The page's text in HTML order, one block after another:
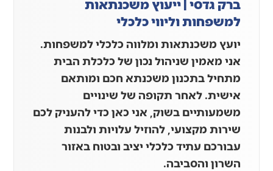
ברק גדסי | ייעוץ משכנתאות
למשפחות וליווי כלכלי
יועץ משכנתאות ומלווה כלכלי למשפחות.
אני מאמין שניהול נכון של כלכלת הבית
מתחיל בתכנון משכנתא חכם ומותאם
אישית. לאחר תקופה של שינויים
משמעותיים בשוק, אני כאן כדי להעניק לכם
שירות מקצועי, להוזיל עלויות ולבנות
עבורכם עתיד כלכלי יציב ובטוח באזור
השרון והסביבה.